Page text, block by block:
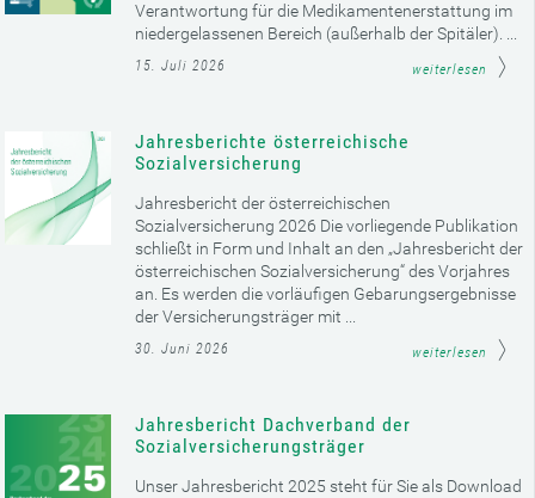
Verantwortung für die Medikamentenerstattung im
niedergelassenen Bereich (außerhalb der Spitäler). ...
15. Juli 2026 weiterlesen
Jahresberichte österreichische
Sozialversicherung
Jahresbericht der österreichischen
Sozialversicherung 2026 Die vorliegende Publikation
schließt in Form und Inhalt an den „Jahresbericht der
österreichischen Sozialversicherung“ des Vorjahres
an. Es werden die vorläufigen Gebarungsergebnisse
der Versicherungsträger mit ...
30. Juni 2026 weiterlesen
Jahresbericht Dachverband der
Sozialversicherungsträger
Unser Jahresbericht 2025 steht für Sie als Download